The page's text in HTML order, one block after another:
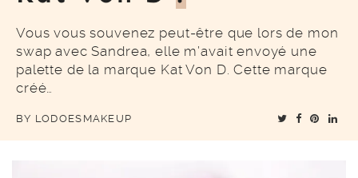
Vous vous souvenez peut-être que lors de mon
swap avec Sandrea, elle m’avait envoyé une
palette de la marque Kat Von D. Cette marque
créé…
BY LODOESMAKEUP